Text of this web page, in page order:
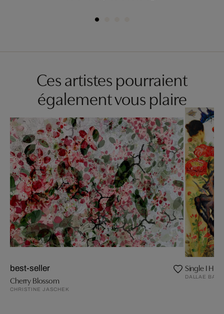
Ces artistes pourraient
également vous plaire
best-seller
Cherry Blossom
CHRISTINE JASCHEK
Single I
DALLAE BAE